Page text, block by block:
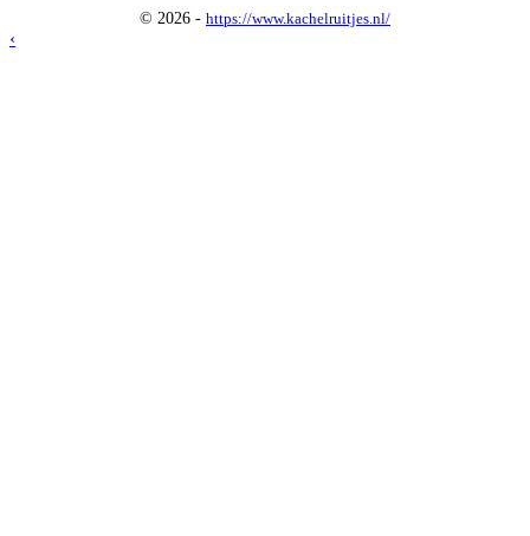
© 2026 - https://www.kachelruitjes.nl/
‹